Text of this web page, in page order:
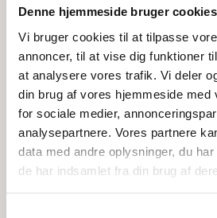
Denne hjemmeside bruger cookies
Vi bruger cookies til at tilpasse
annoncer, til at vise dig funktioner
at analysere vores trafik. Vi deler
din brug af vores hjemmeside med
for sociale medier,
analysepartnere. Vores partnere
data med andre oplysninger, du
de har indsamlet fra din brug af
GRUNDSTØDNING